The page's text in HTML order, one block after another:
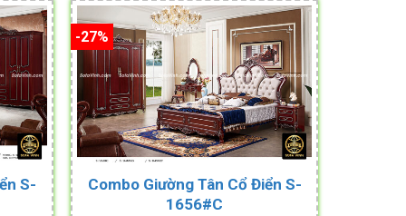
S-
-27%
Combo Giường Tân Cổ Điển S-
1656#C